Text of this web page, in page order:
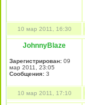
10 мар 2011, 16:30
JohnnyBlaze
Зарегистрирован: 09
мар 2011, 23:05
Сообщения: 3
10 мар 2011, 17:10